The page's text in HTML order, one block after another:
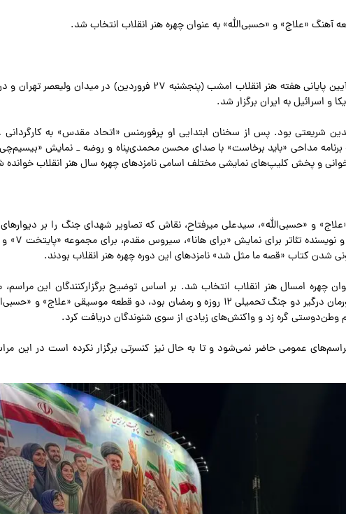
«علاج» و «حسبی‌الله» به‌ عنوان چهره هنر انقلاب انتخاب شد.
به گزارش صراط به نقل از ایسنا، آیین پایانی هفته هنر انقلاب امشب (پنجشنبه ۲۷ فروردین) در میدان
و اسرائیل به ایران برگزار شد.
شریعتی بود. پس از سخنان ابتدایی او پرفورمنس «اتحاد مقدس» به کارگردانی
مداحی «باید برخاست» با صدای محسن محمدی‌پناه و روضه _ نمایش
و پخش کلیپ‌های نمایشی مختلف اسامی نامزدهای چهره سال هنر انقلاب خوانده
و «حسبی‌الله»، سیدعلی میرفتاح، نقاش که تصاویر شهدای جنگ را بر دیوارهای
نقش زد، مریم شعبانی، کارگردان و
شدن کتاب «قصه ما مثل شد» نامزدهای این دوره چهره هنر انقلاب بودند.
چهره امسال هنر انقلاب انتخاب شد. بر اساس توضیح برگزارکنندگان این
چاووشی در سال گذشته که کشورمان درگیر دو جنگ تحمیلی ۱۲ روزه و رمضان بود، دو قطعه موسیقی «علاج» و
وطن‌دوستی گره زد و واکنش‌های زیادی از سوی شنوندگان دریافت کرد.
عمومی حاضر نمی‌شود و تا به حال نیز کنسرتی برگزار نکرده است در این